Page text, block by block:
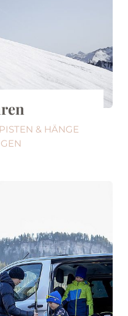
& HÄNGE